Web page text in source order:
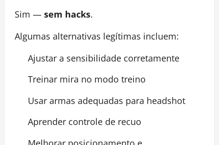
Sim — sem hacks.
Algumas alternativas legítimas incluem:
Ajustar a sensibilidade corretamente
Treinar mira no modo treino
Usar armas adequadas para headshot
Aprender controle de recuo